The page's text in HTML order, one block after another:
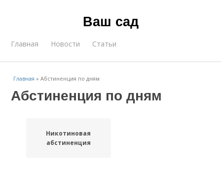
Ваш сад
Главная Новости Статьи
Главная »Абстиненция по дням
Абстиненция по дням
Никотиновая
абстиненция